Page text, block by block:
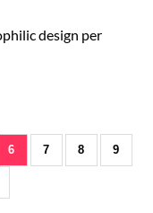
design per
6 7 8 9